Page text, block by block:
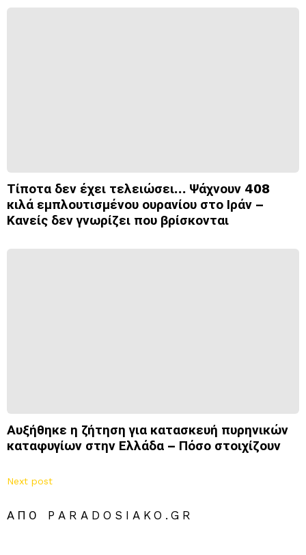
Τίποτα δεν έχει τελειώσει… Ψάχνουν 408
κιλά εμπλουτισμένου ουρανίου στο Ιράν –
Κανείς δεν γνωρίζει που βρίσκονται
Αυξήθηκε η ζήτηση για κατασκευή πυρηνικών
καταφυγίων στην Ελλάδα – Πόσο στοιχίζουν
Next post
ΑΠΌ PARADOSIAKO.GR